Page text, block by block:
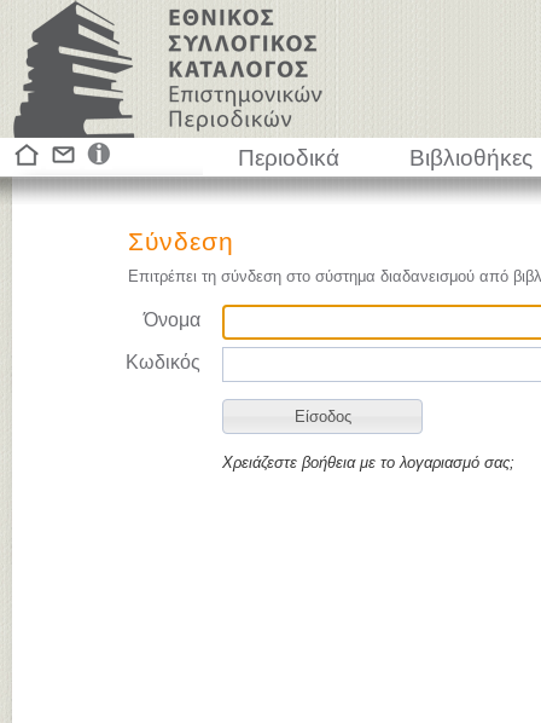
Περιοδικά Βιβλιοθήκες
Σύνδεση
Επιτρέπει τη σύνδεση στο σύστημα διαδανεισμού από
Όνομα
Κωδικός
Χρειάζεστε βοήθεια με το λογαριασμό σας;